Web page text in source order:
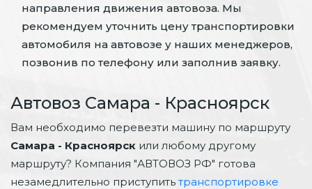
направления движения автовоза. Мы
рекомендуем уточнить цену транспортировки
автомобиля на автовозе у наших менеджеров,
позвонив по телефону или заполнив заявку.
Автовоз Самара - Красноярск
Вам необходимо перевезти машину по маршруту
Самара - Красноярск или любому другому
маршруту? Компания "АВТОВОЗ РФ" готова
незамедлительно приступитьтранспортировке